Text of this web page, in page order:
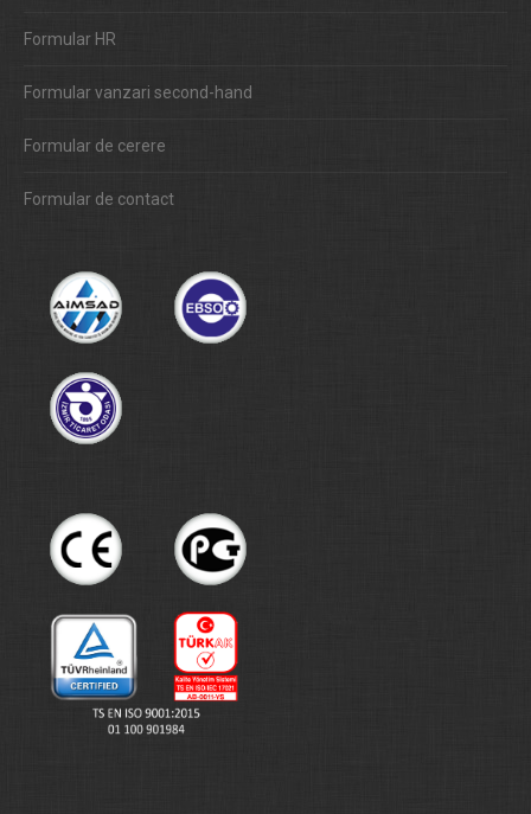
Formular HR
Formular vanzari second-hand
Formular de cerere
Formular de contact